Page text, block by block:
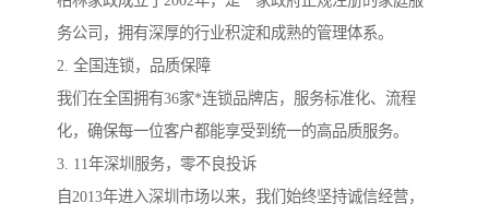
务公司，拥有深厚的行业积淀和成熟的管理体系。
2. 全国连锁，品质保障
我们在全国拥有36家*连锁品牌店，服务标准化、流程
化，确保每一位客户都能享受到统一的高品质服务。
3. 11年深圳服务，零不良投诉
自2013年进入深圳市场以来，我们始终坚持诚信经营，